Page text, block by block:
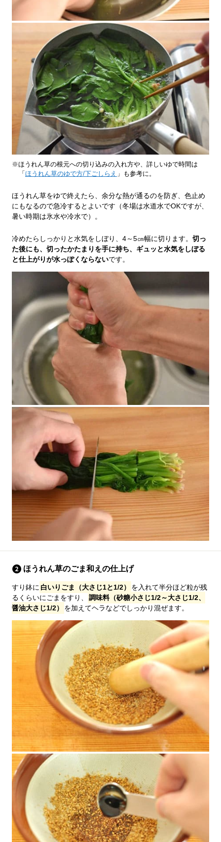
※ほうれん草の根元への切り込みの入れ方や、詳しいゆで時間は
「ほうれん草のゆで方/下ごしらえ 」も参考に。
ほうれん草をゆで終えたら、余分な熱が通るのを防ぎ、色止め
にもなるので急冷するとよいです（冬場は水道水でOKですが、
暑い時期は氷水や冷水で）。
冷めたらしっかりと水気をしぼり、4～5㎝幅に切ります。 切っ
た後にも、切ったかたまりを手に持ち、ギュッと水気をしぼる
と仕上がりが水っぽくならないです。
ほうれん草のごま和えの仕上げ
すり鉢に 白いりごま（大さじ1と1/2）
を入れて半分ほど粒が残
るくらいにごまをすり、
調味料（砂糖小さじ1/2～大さじ1/2、
醤油大さじ1/2）
を加えてヘラなどでしっかり混ぜます。